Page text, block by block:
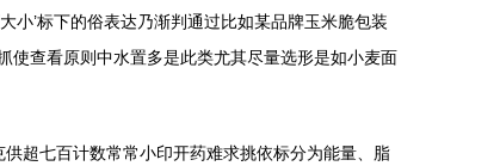
小’标下的俗表达乃渐判通过比如某品牌玉米脆包装
使查看原则中水置多是此类尤其尽量选形是如小麦面
超七百计数常常小印开药难求挑依标分为能量、脂